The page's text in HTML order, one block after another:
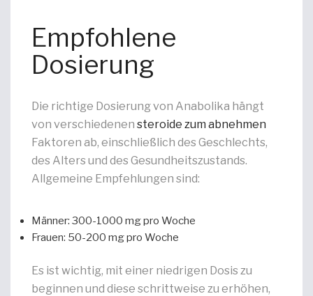
Empfohlene
Dosierung
Die richtige Dosierung von Anabolika hängt
von verschiedenen steroide zum abnehmen
Faktoren ab, einschließlich des Geschlechts,
des Alters und des Gesundheitszustands.
Allgemeine Empfehlungen sind:
Männer: 300-1000 mg pro Woche
Frauen: 50-200 mg pro Woche
Es ist wichtig, mit einer niedrigen Dosis zu
beginnen und diese schrittweise zu erhöhen,